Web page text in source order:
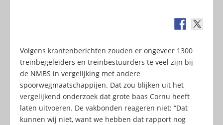
Volgens krantenberichten zouden er ongeveer 1300
treinbegeleiders en treinbestuurders te veel zijn bij
de NMBS in vergelijking met andere
spoorwegmaatschappijen. Dat zou blijken uit het
vergelijkend onderzoek dat grote baas Cornu heeft
laten uitvoeren. De vakbonden reageren niet: “Dat
kunnen wij niet, want we hebben dat rapport nog